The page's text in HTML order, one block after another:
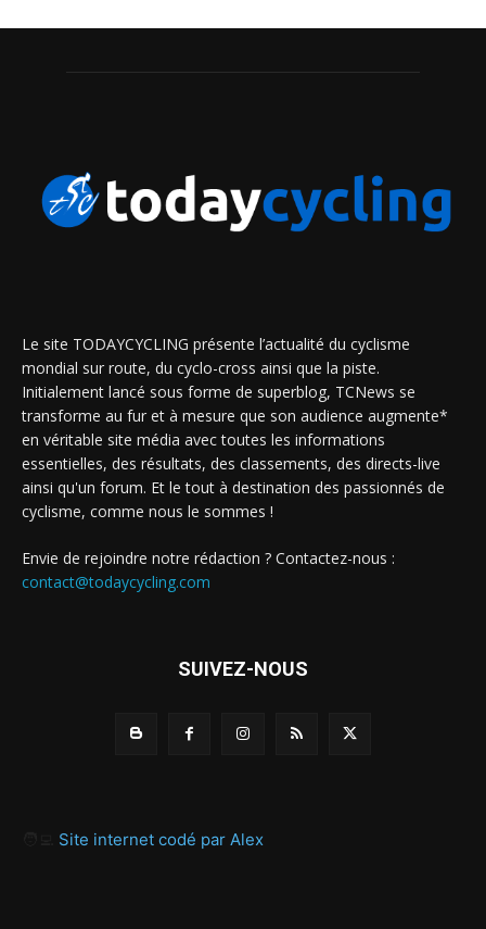
Le site TODAYCYCLING présente l’actualité du cyclisme
mondial sur route, du cyclo-cross ainsi que la piste.
Initialement lancé sous forme de superblog, TCNews se
transforme au fur et à mesure que son audience augmente*
en véritable site média avec toutes les informations
essentielles, des résultats, des classements, des directs-live
ainsi qu'un forum. Et le tout à destination des passionnés de
cyclisme, comme nous le sommes !
Envie de rejoindre notre rédaction ? Contactez-nous :
contact@todaycycling.com
SUIVEZ-NOUS
Site internet codé par Alex